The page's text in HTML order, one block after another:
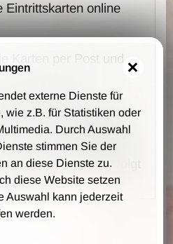
Eintrittskarten online
Karten per Post und
und
an - wir berechnen
pro Bestellung.
und Zahlung erfolgt
AGB.
externe Dienste für
wie z.B. für Statistiken oder
Durch Auswahl
stimmen Sie der
an diese Dienste zu.
diese Website setzen
Auswahl kann jederzeit
werden.